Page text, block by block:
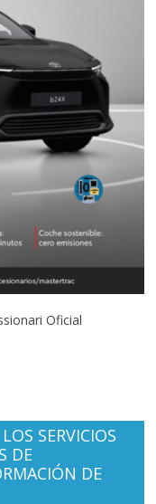
Oficial
SERVICIOS
DE
DE